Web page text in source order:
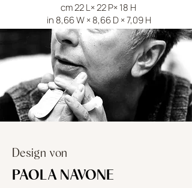
cm 22 L× 22 P× 18 H
in 8,66 W × 8,66 D × 7,09 H
Design von
PAOLA NAVONE